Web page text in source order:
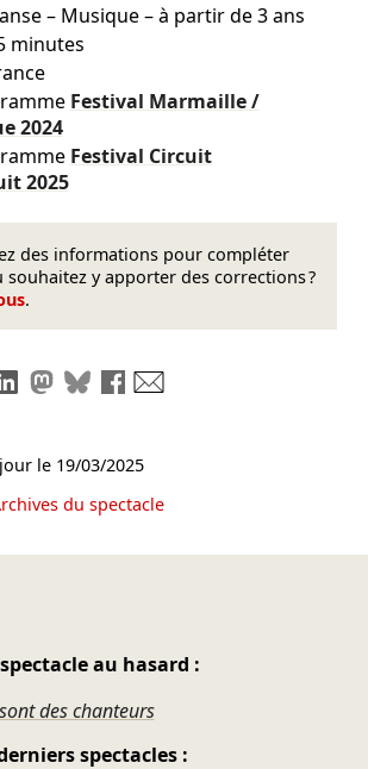
– Musique – à partir de 3 ans
minutes
Festival Marmaille /
2024
Festival Circuit
2025
des informations pour compléter
souhaitez y apporter des corrections ?
.
le lien
Partager sur LinkedIn
Partager sur Mastodon
Partager sur Bluesky
Partager sur Facebook
le 19/03/2025
du spectacle
au hasard :
des chanteurs
spectacles :